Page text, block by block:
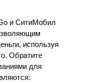
и СитиМобил
используя
Обратите
для